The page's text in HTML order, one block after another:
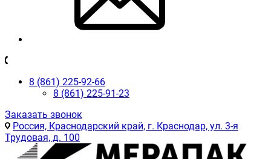
8 (861) 225-92-66
8 (861) 225-91-23
Заказать звонок
Россия, Краснодарский край, г. Краснодар, ул. 3-я
Трудовая, д. 100